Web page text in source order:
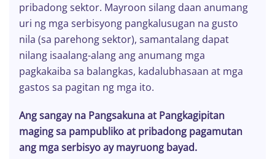
pribadong sektor. Mayroon silang daan anumang
uri ng mga serbisyong pangkalusugan na gusto
nila (sa parehong sektor), samantalang dapat
nilang isaalang-alang ang anumang mga
pagkakaiba sa balangkas, kadalubhasaan at mga
gastos sa pagitan ng mga ito.
Ang sangay na Pangsakuna at Pangkagipitan
maging sa pampubliko at pribadong pagamutan
ang mga serbisyo ay mayruong bayad.